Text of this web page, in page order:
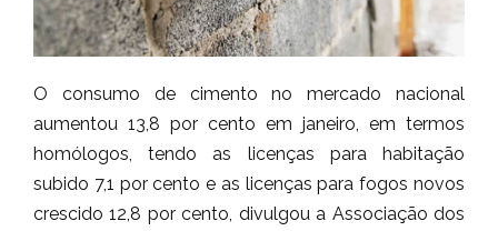
O consumo de cimento no mercado nacional
aumentou 13,8 por cento em janeiro, em termos
homólogos, tendo as licenças para habitação
subido 7,1 por cento e as licenças para fogos novos
crescido 12,8 por cento, divulgou a Associação dos